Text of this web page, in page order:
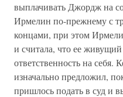
выплачивать Джордж на
Ирмелин по-прежнему с
концами, при этом
и считала, что ее
ответственность на
изначально предложил,
пришлось подать в суд и